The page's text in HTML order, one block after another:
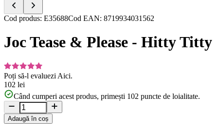
Item
of
10
Cod produs: E35688Cod EAN: 8719934031562
Joc Tease & Please - Hitty Titty
Poți să-l evaluezi Aici.
102 lei
Când cumperi acest produs, primești 102 puncte de loialitate.
Adaugă în coș